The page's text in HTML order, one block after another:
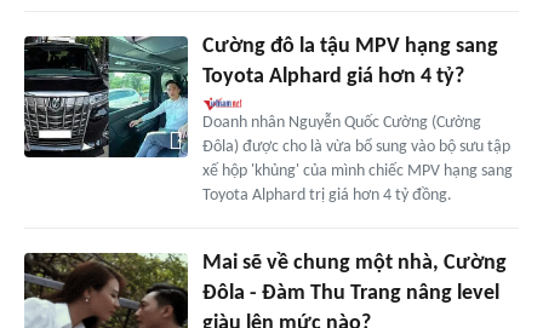
Cường đô la tậu MPV hạng sang
Toyota Alphard giá hơn 4 tỷ?
Doanh nhân Nguyễn Quốc Cường (Cường
Đôla) được cho là vừa bổ sung vào bộ sưu tập
xế hộp 'khủng' của mình chiếc MPV hạng sang
Toyota Alphard trị giá hơn 4 tỷ đồng.
Mai sẽ về chung một nhà, Cường
Đôla - Đàm Thu Trang nâng level
giàu lên mức nào?